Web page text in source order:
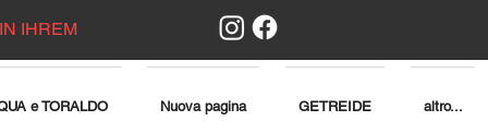
IHREM
e TORALDO Nuova pagina GETREIDE altro...